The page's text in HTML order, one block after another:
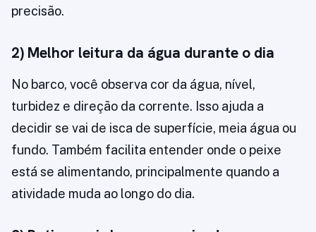
precisão.
2) Melhor leitura da água durante o dia
No barco, você observa cor da água, nível,
turbidez e direção da corrente. Isso ajuda a
decidir se vai de isca de superfície, meia água ou
fundo. Também facilita entender onde o peixe
está se alimentando, principalmente quando a
atividade muda ao longo do dia.